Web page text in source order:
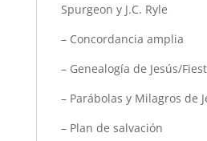
Spurgeon y J.C. Ryle
– Concordancia amplia
– Genealogía de Jesús/
– Parábolas y Milagros de
– Plan de salvación